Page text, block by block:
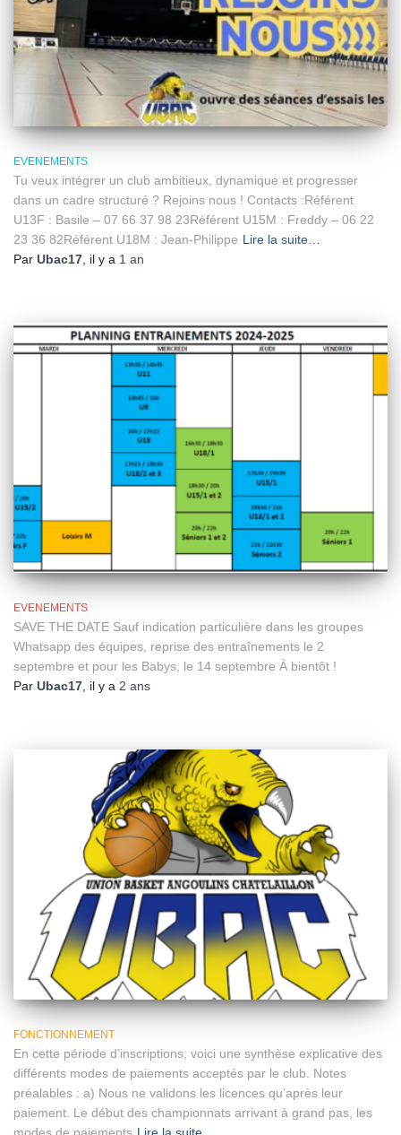
EVENEMENTS
Tu veux intégrer un club ambitieux, dynamique et progresser
dans un cadre structuré ? Rejoins nous ! Contacts :Référent
U13F : Basile – 07 66 37 98 23Référent U15M : Freddy – 06 22
23 36 82Référent U18M : Jean-Philippe Lire la suite…
Par Ubac17, il y a 1 an
EVENEMENTS
SAVE THE DATE Sauf indication particulière dans les groupes
Whatsapp des équipes, reprise des entraînements le 2
septembre et pour les Babys, le 14 septembre À bientôt !
Par Ubac17 , il y a 2 ans
FONCTIONNEMENT
En cette période d’inscriptions, voici une synthèse explicative des
différents modes de paiements acceptés par le club. Notes
préalables : a) Nous ne validons les licences qu’après leur
paiement. Le début des championnats arrivant à grand pas, les
modes de paiements Lire la suite…